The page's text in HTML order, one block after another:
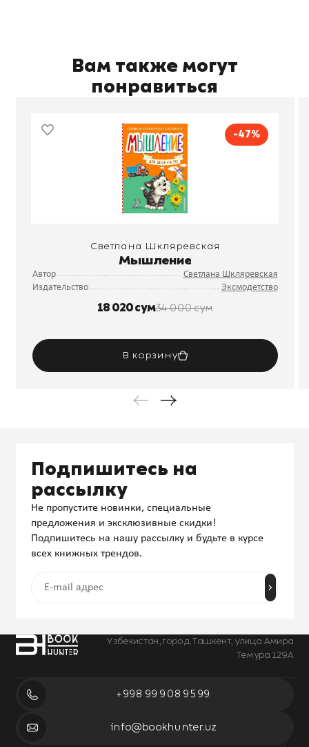
Вам также могут
понравиться
-47%
Светлана Шкляревская
Мышление
Автор
Светлана Шкляревская
Издательство
Эксмодетство
18 020 сум34 000 сум
В корзину
Узбекистан, город Ташкент, улица Амира
Темура 129А
+998 99 908 95 99
info@bookhunter.uz
Подпишитесь на
рассылку
Не пропустите новинки, специальные
предложения и эксклюзивные скидки!
Подпишитесь на нашу рассылку и будьте в курсе
всех книжных трендов.